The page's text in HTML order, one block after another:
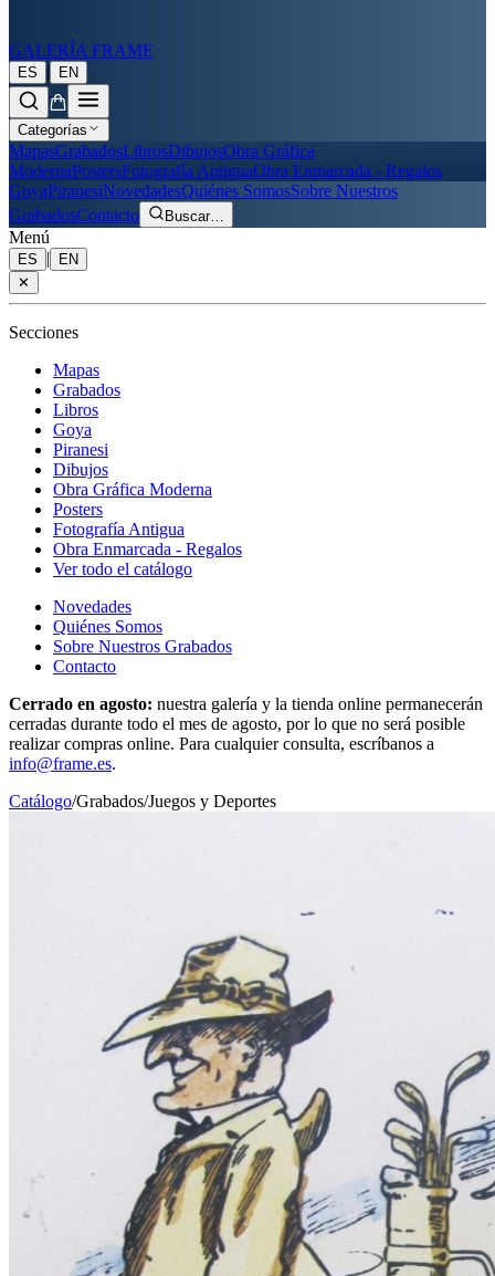
GALERÍA FRAME
ES | EN
Categorías
MapasGrabadosLibrosDibujosObra Gráfica
ModernaPostersFotografía AntiguaObra Enmarcada - Regalos
GoyaPiranesiNovedadesQuiénes SomosSobre Nuestros
GrabadosContacto Buscar…
Menú
ES |
EN
✕
Secciones
Mapas
Grabados
Libros
Goya
Piranesi
Dibujos
Obra Gráfica Moderna
Posters
Fotografía Antigua
Obra Enmarcada - Regalos
Ver todo el catálogo
Novedades
Quiénes Somos
Sobre Nuestros Grabados
Contacto
Cerrado en agosto: nuestra galería y la tienda online permanecerán
cerradas durante todo el mes de agosto, por lo que no será posible
realizar compras online. Para cualquier consulta, escríbanos a
info@frame.es.
Catálogo/Grabados/Juegos y Deportes